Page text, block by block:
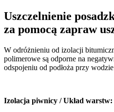
Uszczelnienie
za pomocą zapraw
W odróżnieniu od izolacji
polimerowe są odporne na
odspojeniu od podłoża przy
Izolacja piwnicy / Układ warstw: